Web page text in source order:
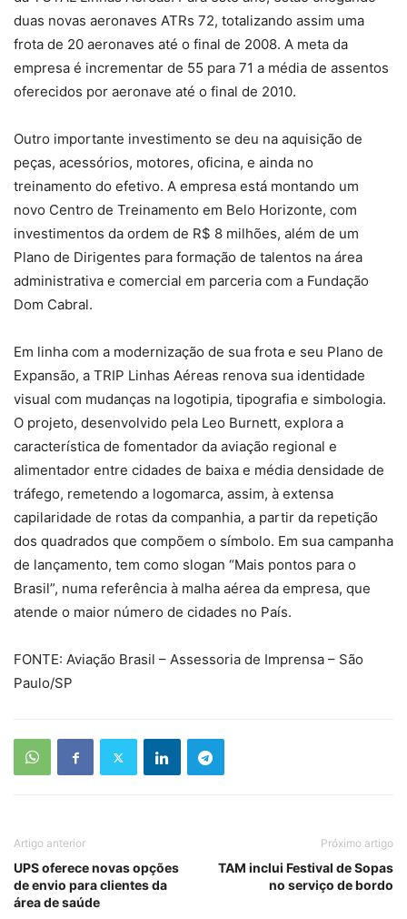
duas novas aeronaves ATRs 72, totalizando assim uma
frota de 20 aeronaves até o final de 2008. A meta da
empresa é incrementar de 55 para 71 a média de assentos
oferecidos por aeronave até o final de 2010.
Outro importante investimento se deu na aquisição de
peças, acessórios, motores, oficina, e ainda no
treinamento do efetivo. A empresa está montando um
novo Centro de Treinamento em Belo Horizonte, com
investimentos da ordem de R$ 8 milhões, além de um
Plano de Dirigentes para formação de talentos na área
administrativa e comercial em parceria com a Fundação
Dom Cabral.
Em linha com a modernização de sua frota e seu Plano de
Expansão, a TRIP Linhas Aéreas renova sua identidade
visual com mudanças na logotipia, tipografia e simbologia.
O projeto, desenvolvido pela Leo Burnett, explora a
característica de fomentador da aviação regional e
alimentador entre cidades de baixa e média densidade de
tráfego, remetendo a logomarca, assim, à extensa
capilaridade de rotas da companhia, a partir da repetição
dos quadrados que compõem o símbolo. Em sua campanha
de lançamento, tem como slogan “Mais pontos para o
Brasil”, numa referência à malha aérea da empresa, que
atende o maior número de cidades no País.
FONTE: Aviação Brasil – Assessoria de Imprensa – São
Paulo/SP
Artigo anterior
UPS oferece novas opções
de envio para clientes da
área de saúde
Próximo artigo
TAM inclui Festival de Sopas
no serviço de bordo